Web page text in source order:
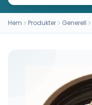
Hem Produkter Generell